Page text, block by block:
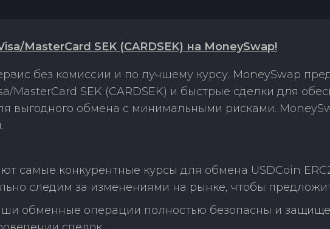
MasterCard SEK (CARDSEK) на MoneySwap!
без комиссии и по лучшему курсу. MoneySwap
MasterCard SEK (CARDSEK) и быстрые сделки для
выгодного обмена с минимальными рисками.
самые конкурентные курсы для обмена USDCoin
следим за изменениями на рынке, чтобы
обменные операции полностью безопасны и